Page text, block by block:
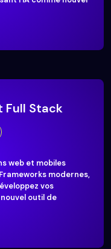
Full Stack
web et mobiles
modernes,
vos
outil de